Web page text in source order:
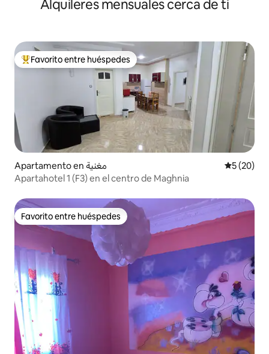
Alquileres mensuales cerca de ti
Favorito entre huéspedes preferido
Favorito entre huéspedes
Apartamento en مغنية
5 (20)
Apartahotel 1 (F3) en el centro de Maghnia
Favorito entre huéspedes
Favorito entre huéspedes